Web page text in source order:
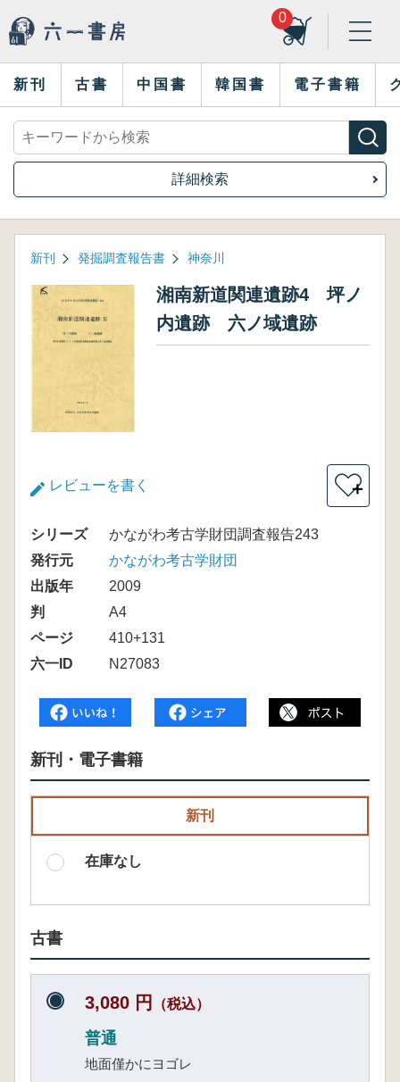
0
新刊 古書 中国書 韓国書 電子書籍
詳細検索
新刊 発掘調査報告書 神奈川
湘南新道関連遺跡4 坪ノ
内遺跡 六ノ域遺跡
レビューを書く ＋
シリーズ
かながわ考古学財団調査報告243
発行元
かながわ考古学財団
出版年
2009
判
A4
ページ
410+131
六一ID
N27083
新刊・電子書籍
新刊
在庫なし
古書
3,080 円 （税込）
普通
地面僅かにヨゴレ